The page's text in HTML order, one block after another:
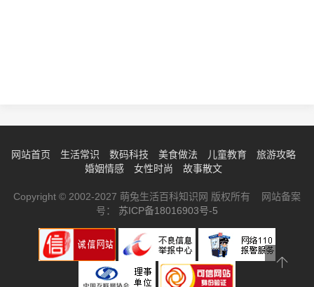
网站首页 生活常识 数码科技 美食做法 儿童教育
旅游攻略
婚姻情感
女性时尚 故事散文
Copyright © 2002-2027 萌兔生活百科知识网 版权所有 网站备案
号： 苏ICP备18016903号-5